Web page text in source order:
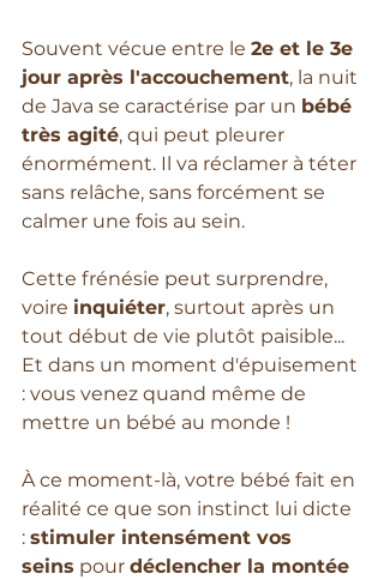
Souvent vécue entre le 2e et le 3e
jour après l'accouchement, la nuit
de Java se caractérise par un bébé
très agité, qui peut pleurer
énormément. Il va réclamer à téter
sans relâche, sans forcément se
calmer une fois au sein.
Cette frénésie peut surprendre,
voire inquiéter, surtout après un
tout début de vie plutôt paisible...
Et dans un moment d'épuisement
: vous venez quand même de
mettre un bébé au monde !
À ce moment-là, votre bébé fait en
réalité ce que son instinct lui dicte
: stimuler intensément vos
seins pour déclencher la montée